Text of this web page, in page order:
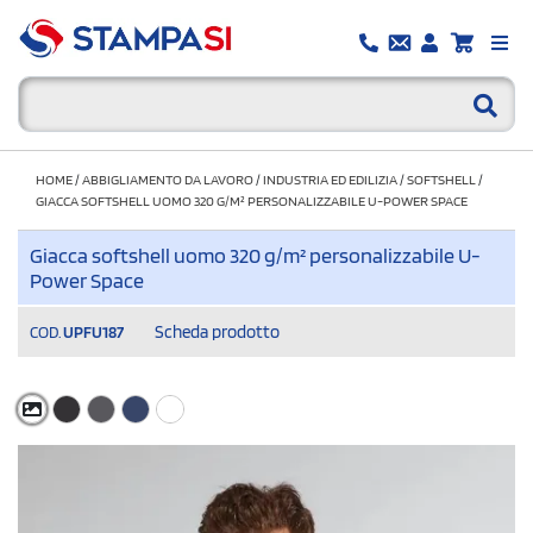
HOME/ABBIGLIAMENTO DA LAVORO/INDUSTRIA ED EDILIZIA/SOFTSHELL /
GIACCA SOFTSHELL UOMO 320 G/M² PERSONALIZZABILE U-POWER SPACE
Giacca softshell uomo 320 g/m² personalizzabile U-
Power Space
COD. UPFU187 Scheda prodotto